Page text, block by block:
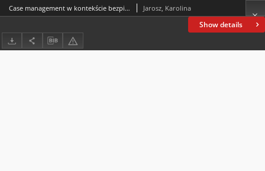
Show details
Case management w kontekście bezpieczeństwa społecznego w wymiarze lokalnym Jarosz, Karolina